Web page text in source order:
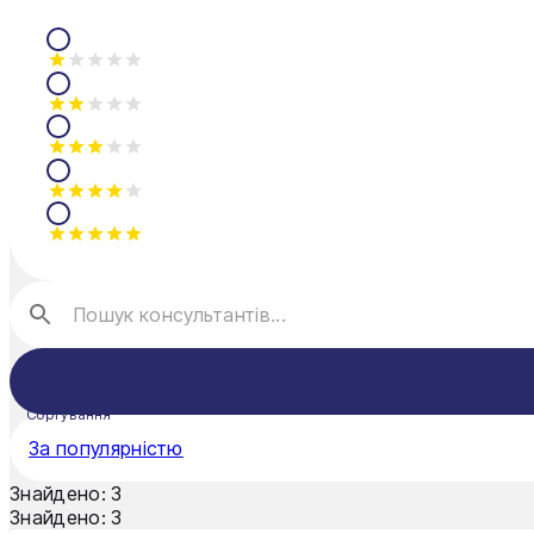
Мукачево
Нікополь
Одеса
Олександрія
Павлоград
Рівне
Тернопіль
Ужгород
Умань
Сортування
За популярністю
Знайдено: 3
Знайдено: 3